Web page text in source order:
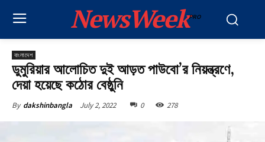
NewsWeekPRO
বাংলাদেশ
ডুমুরিয়ার আলোচিত দুই আড়ত পাউবো’র নিয়ন্ত্রণে,
দেয়া হয়েছে কঠোর বেষ্ঠুনি
By dakshinbangla July 2, 2022 0 278